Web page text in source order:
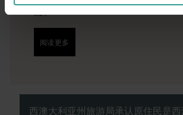
篇。
阅读更多
阅读更多
西澳大利亚州旅游局承认原住民是